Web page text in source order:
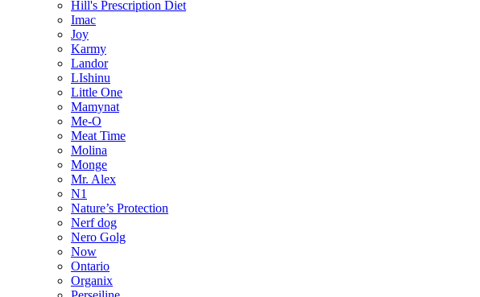
Hill's Prescription Diet
Imac
Joy
Karmy
Landor
LIshinu
Little One
Mamynat
Me-O
Meat Time
Molina
Monge
Mr. Alex
N1
Nature’s Protection
Nerf dog
Nero Golg
Now
Ontario
Organix